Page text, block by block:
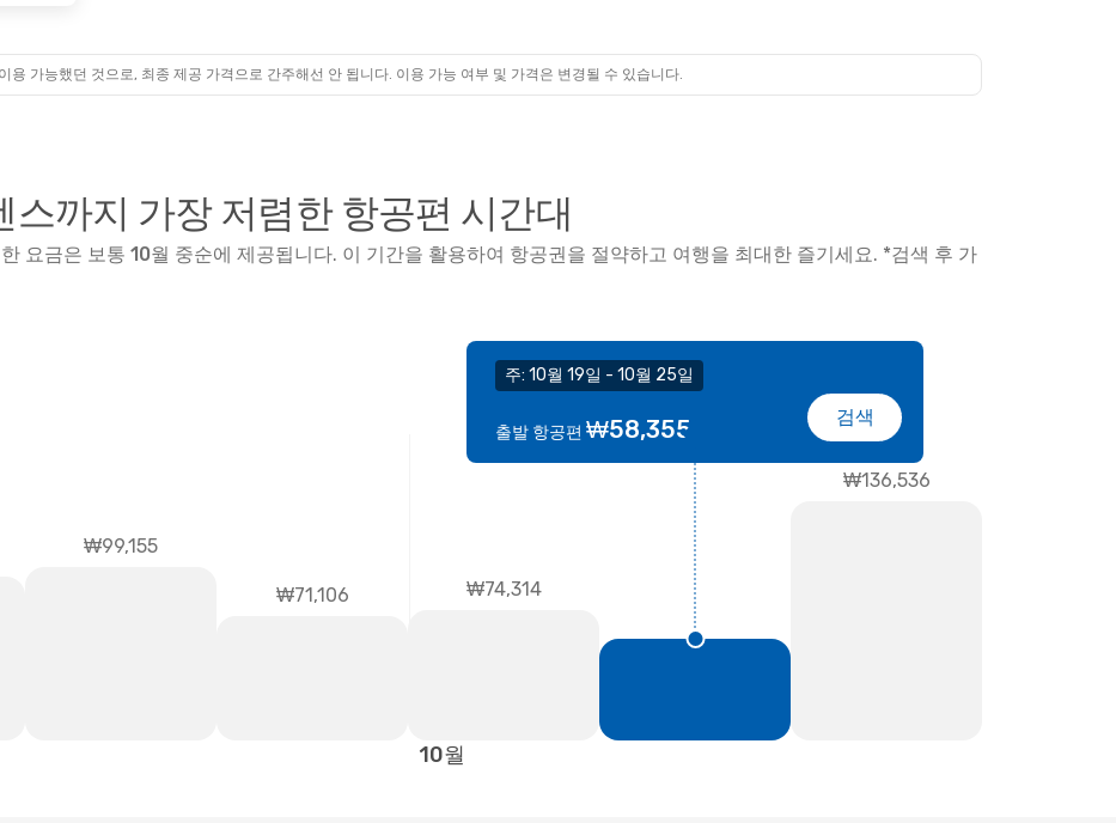
용 가능했던 것으로, 최종 제공 가격으로 간주해선 안 됩니다. 이용 가능 여부 및 가격은 변경될 수 있습니다.
까지 가장 저렴한 항공편 시간대
요금은 보통 10월 중순에 제공됩니다. 이 기간을 활용하여 항공권을 절약하고 여행을 최대한 즐기세요. *검색 후 가
주: 10월 19일 - 10월 25일
출발 항공편 ₩58,355 검색
₩99,155
₩71,106 ₩74,314
₩136,536
10월